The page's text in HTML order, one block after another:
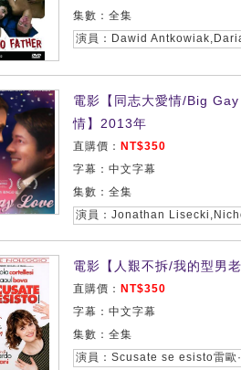
集數：全集
電影【同志大愛情/Big
情】2013年
直購價： NT$350
字幕：中文字幕
集數：全集
電影【人艱不拆/我的型男
直購價： NT$350
字幕：中文字幕
集數：全集